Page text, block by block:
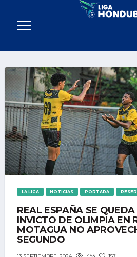
LA LIGA NOTICIAS PORTADA
REAL ESPAÑA SE QUEDA
INVICTO DE OLIMPIA EN
MOTAGUA NO
SEGUNDO